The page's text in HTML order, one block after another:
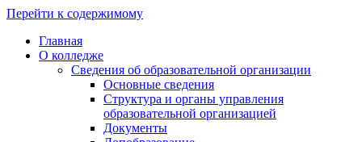
Перейти к содержимому
Главная
О колледже
Сведения об образовательной организации
Основные сведения
Структура и органы управления
образовательной организацией
Документы